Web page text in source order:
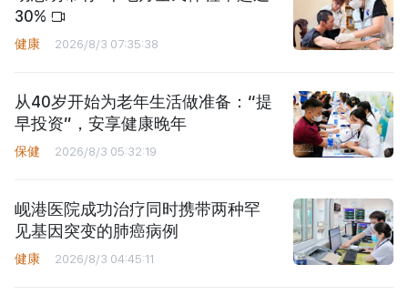
30%
健康 2026/8/3 07:35:38
从40岁开始为老年生活做准备：“提
早投资”，安享健康晚年
保健 2026/8/3 05:32:19
岘港医院成功治疗同时携带两种罕
见基因突变的肺癌病例
健康 2026/8/3 04:45:11